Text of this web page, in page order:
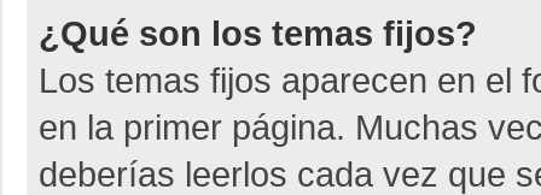
¿Qué son los temas fijos?
Los temas fijos aparecen en el
en la primer página. Muchas
deberías leerlos cada vez que